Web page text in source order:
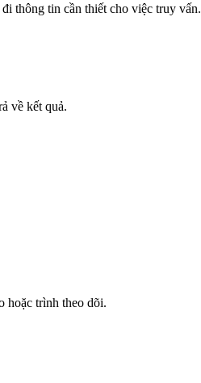
thông tin cần thiết cho việc truy vấn.
về kết quả.
hoặc trình theo dõi.